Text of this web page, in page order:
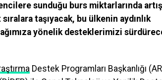
sunduğu burs miktarlarında
taşıyacak, bu ülkenin aydınlık
yönelik desteklerimizi
Destek Programları Başkanlığı